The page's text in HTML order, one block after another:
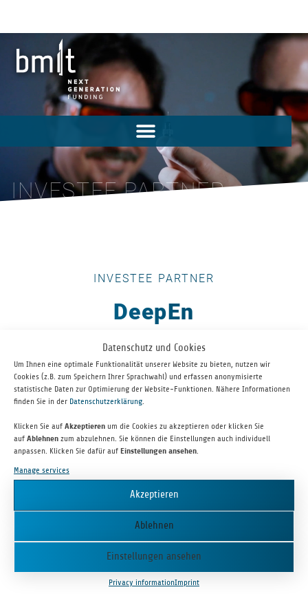
Datenschutz und Cookies
Um Ihnen eine optimale Funktionalität unserer Website zu bieten, nutzen wir
Cookies (z.B. zum Speichern Ihrer Sprachwahl) und erfassen anonymisierte
statistische Daten zur Optimierung der Website-Funktionen. Nähere Informationen
finden Sie in der Datenschutzerklärung
Klicken Sie auf Akzeptieren um die Cookies zu akzeptieren oder klicken Sie
auf Ablehnen zum abzulehnen. Sie können die Einstellungen auch individuell
anpassen. Klicken Sie dafür auf Einstellungen ansehen
Manage services
Akzeptieren
Ablehnen
Einstellungen ansehen
Privacy informationImprint
INVESTEE PARTNER
INVESTEE PARTNER
DeepEn
DeepEn is a spin-off from Leib­niz Insti­tute for Pho­tonic Tech­nolo­
gies (IPHT) in Jena and devel­ops hair-thin microen­do­scopes that
deliver fast, high-res­o­lu­tion images from inside sen­si­tive and
dynamic envi­ron­ments. By using a sin­gle opti­cal fibre as an
imag­ing probe, DeepEn can bring the per­for­mance of mod­ern
micro­scopes into extremely tight or sen­si­tive spaces (e.g. the
brain), thus redefin­ing the pos­si­bil­i­ties of bioimaging.